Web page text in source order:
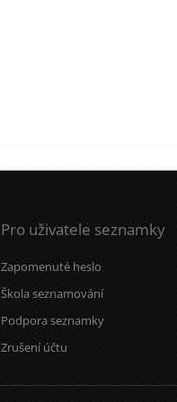
Pro uživatele seznamky
Zapomenuté heslo
Škola seznamování
Podpora seznamky
Zrušení účtu